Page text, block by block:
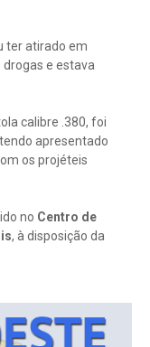
ter atirado em
drogas e estava
calibre .380, foi
apresentado
os projéteis
no Centro de
, à disposição da